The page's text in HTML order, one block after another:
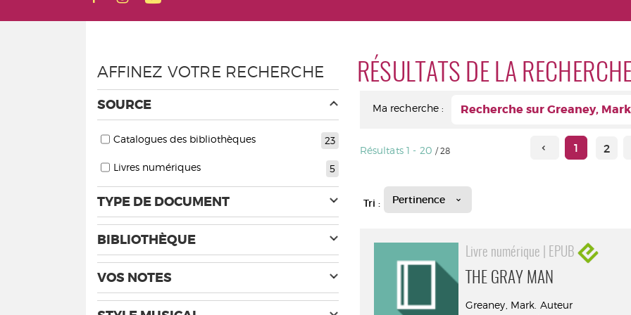
RÉSULTATS DE LA
Ma recherche : Recherche sur Greaney,
Résultats1 - 20 / 28 1 2
Tri : Pertinence
Livre numérique | EPUB
THE GRAY MAN
Greaney, Mark. Auteur
AFFINEZ VOTRE RECHERCHE
SOURCE
23
Catalogues des bibliothèques
5
Livres numériques
TYPE DE DOCUMENT
BIBLIOTHÈQUE
VOS NOTES